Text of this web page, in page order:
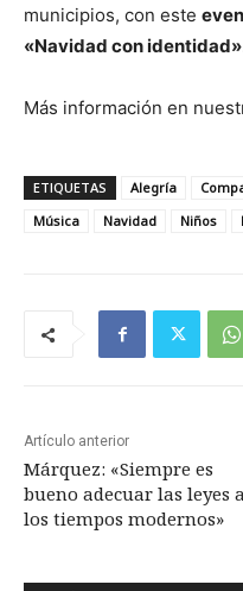
municipios, con este
«Navidad con identidad»
Más información en
ETIQUETAS Alegría
Música
Navidad Niños
Artículo anterior
Márquez: «Siempre es
bueno adecuar las leyes a
los tiempos modernos»